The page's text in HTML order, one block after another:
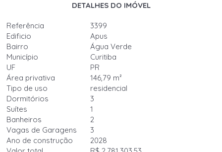
DETALHES DO IMÓVEL
Referência
3399
Edificio
Apus
Bairro
Água Verde
Município
Curitiba
UF
PR
Área privativa
146,79 m²
Tipo de uso
residencial
Dormitórios
3
Suítes
1
Banheiros
2
Vagas de Garagens
3
Ano de construção
2028